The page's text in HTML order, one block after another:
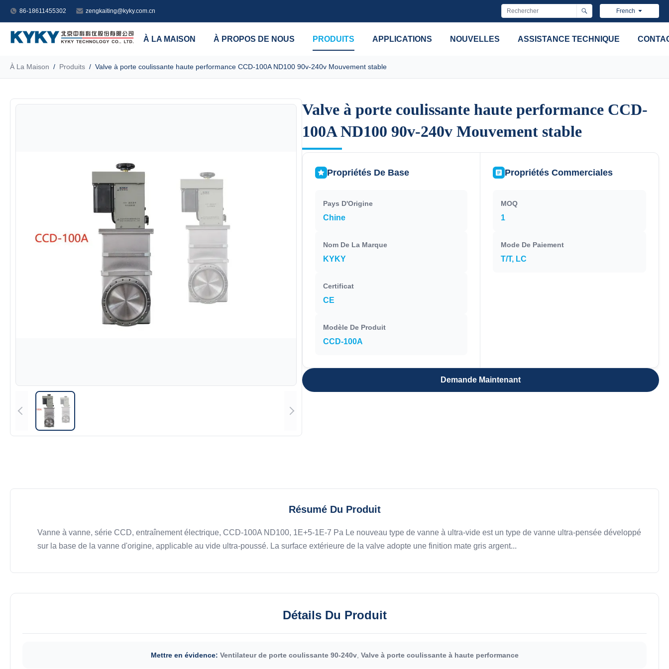
86-18611455302 zengkaiting@kyky.com.cn French
À LA MAISON À PROPOS DE NOUS PRODUITS APPLICATIONS NOUVELLES ASSISTANCE TECHNIQUE
À La Maison / Produits / Valve à porte coulissante haute performance CCD-100A ND100 90v-240v Mouvement stable
Valve à porte coulissante haute performance CCD-
100A ND100 90v-240v Mouvement stable
Valve à porte coulissante haute performance CCD-
100A ND100 90v-240v Mouvement stable
Propriétés De Base
Pays D'Origine
Chine
Nom De La Marque
KYKY
Certificat
CE
Modèle De Produit
CCD-100A
Propriétés Commerciales
MOQ
1
Mode De Paiement
T/T, LC
Demande Maintenant
Résumé Du Produit
Vanne à vanne, série CCD, entraînement électrique, CCD-100A ND100, 1E+5-1E-7 Pa Le nouveau type de vanne à ultra-vide est un type de vanne ultra-pensée développé
sur la base de la vanne d'origine, applicable au vide ultra-poussé. La surface extérieure de la valve adopte une finition mate gris argent...
Détails Du Produit
Mettre en évidence: Ventilateur de porte coulissante 90-240v, Valve à porte coulissante à haute performance